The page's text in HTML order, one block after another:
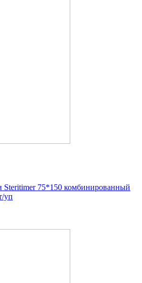
Steritimer 75*150 комбинированный
уп